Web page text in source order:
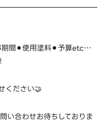
期間⚫︎使用塗料⚫︎予算etc…
ください🤝
い合わせお待ちしておりま